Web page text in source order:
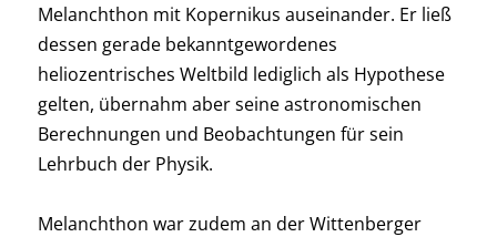
Melanchthon mit Kopernikus auseinander. Er ließ
dessen gerade bekanntgewordenes
heliozentrisches Weltbild lediglich als Hypothese
gelten, übernahm aber seine astronomischen
Berechnungen und Beobachtungen für sein
Lehrbuch der Physik.
Melanchthon war zudem an der Wittenberger